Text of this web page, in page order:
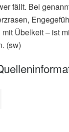
fällt. Bei
Übelkeit – ist
(sw)